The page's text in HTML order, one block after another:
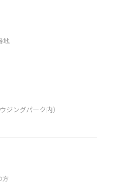
地
ジングパーク内）
方